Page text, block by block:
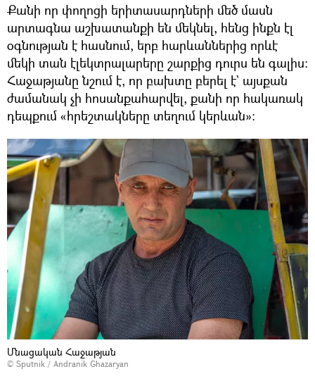
Քանի որ փողոցի երիտասարդների մեծ մասն
արտագնա աշխատանքի են մեկնել, հենց ինքն էլ
օգնության է հասնում, երբ հարևաններից որևէ
մեկի տան էլեկտրալարերը շարքից դուրս են գալիս։
Հաջաթյանը նշում է, որ բախտը բերել է` այսքան
ժամանակ չի հոսանքահարվել, քանի որ հակառակ
դեպքում «հրեշտակները տեղում կերևան»։
Մնացական Հաջաթյան
© Sputnik / Andranik Ghazaryan